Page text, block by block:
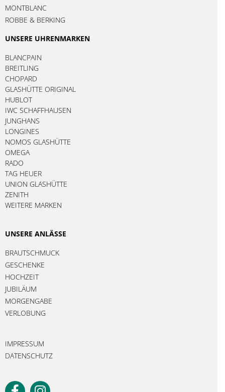
MONTBLANC
ROBBE & BERKING
UNSERE UHRENMARKEN
BLANCPAIN
BREITLING
CHOPARD
GLASHÜTTE ORIGINAL
HUBLOT
IWC SCHAFFHAUSEN
JUNGHANS
LONGINES
NOMOS GLASHÜTTE
OMEGA
RADO
TAG HEUER
UNION GLASHÜTTE
ZENITH
WEITERE MARKEN
UNSERE ANLÄSSE
BRAUTSCHMUCK
GESCHENKE
HOCHZEIT
JUBILÄUM
MORGENGABE
VERLOBUNG
IMPRESSUM
DATENSCHUTZ